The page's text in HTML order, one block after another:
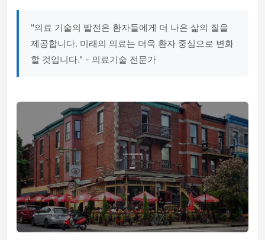
"의료 기술의 발전은 환자들에게 더 나은 삶의 질을
제공합니다. 미래의 의료는 더욱 환자 중심으로 변화
할 것입니다." - 의료기술 전문가